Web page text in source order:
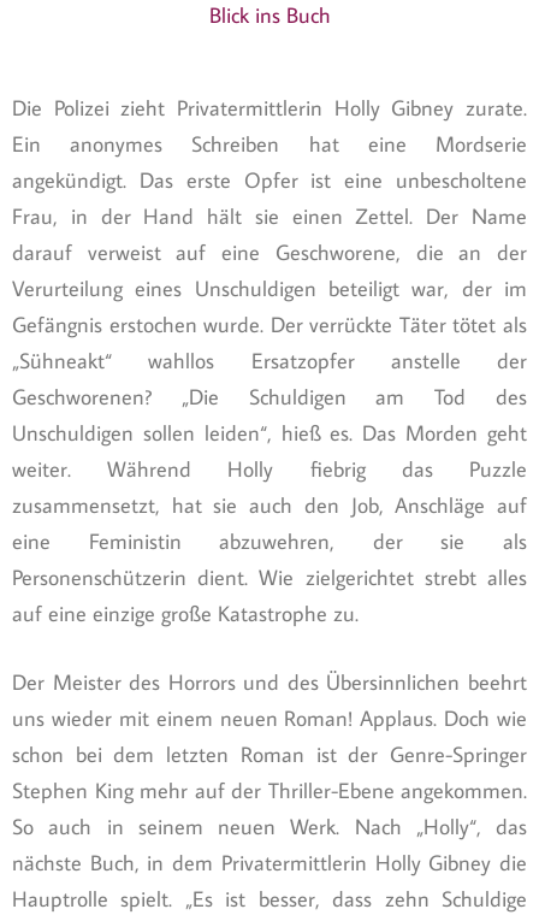
Blick ins Buch
Die Polizei zieht Privatermittlerin Holly Gibney zurate.
Ein anonymes Schreiben hat eine Mordserie
angekündigt. Das erste Opfer ist eine unbescholtene
Frau, in der Hand hält sie einen Zettel. Der Name
darauf verweist auf eine Geschworene, die an der
Verurteilung eines Unschuldigen beteiligt war, der im
Gefängnis erstochen wurde. Der verrückte Täter tötet als
„Sühneakt“ wahllos Ersatzopfer anstelle der
Geschworenen? „Die Schuldigen am Tod des
Unschuldigen sollen leiden“, hieß es. Das Morden geht
weiter. Während Holly fiebrig das Puzzle
zusammensetzt, hat sie auch den Job, Anschläge auf
eine Feministin abzuwehren, der sie als
Personenschützerin dient. Wie zielgerichtet strebt alles
auf eine einzige große Katastrophe zu.
Der Meister des Horrors und des Übersinnlichen beehrt
uns wieder mit einem neuen Roman! Applaus. Doch wie
schon bei dem letzten Roman ist der Genre-Springer
Stephen King mehr auf der Thriller-Ebene angekommen.
So auch in seinem neuen Werk. Nach „Holly“, das
nächste Buch, in dem Privatermittlerin Holly Gibney die
Hauptrolle spielt. „Es ist besser, dass zehn Schuldige